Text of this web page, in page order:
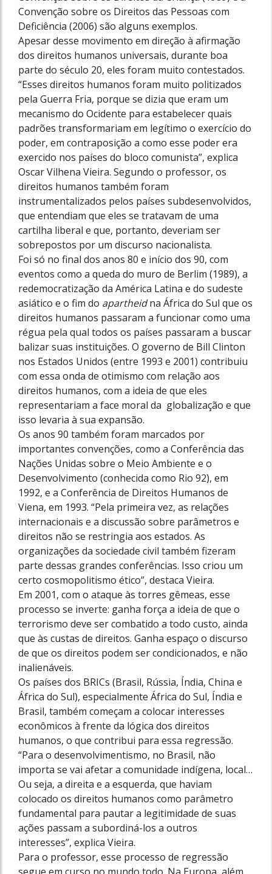
Convenção sobre os Direitos das Pessoas com
Deficiência (2006) são alguns exemplos.
Apesar desse movimento em direção à afirmação
dos direitos humanos universais, durante boa
parte do século 20, eles foram muito contestados.
“Esses direitos humanos foram muito politizados
pela Guerra Fria, porque se dizia que eram um
mecanismo do Ocidente para estabelecer quais
padrões transformariam em legítimo o exercício do
poder, em contraposição a como esse poder era
exercido nos países do bloco comunista”, explica
Oscar Vilhena Vieira. Segundo o professor, os
direitos humanos também foram
instrumentalizados pelos países subdesenvolvidos,
que entendiam que eles se tratavam de uma
cartilha liberal e que, portanto, deveriam ser
sobrepostos por um discurso nacionalista.
Foi só no final dos anos 80 e início dos 90, com
eventos como a queda do muro de Berlim (1989), a
redemocratização da América Latina e do sudeste
asiático e o fim do apartheidna África do Sul que os
direitos humanos passaram a funcionar como uma
régua pela qual todos os países passaram a buscar
balizar suas instituições. O governo de Bill Clinton
nos Estados Unidos (entre 1993 e 2001) contribuiu
com essa onda de otimismo com relação aos
direitos humanos, com a ideia de que eles
representariam a face moral da globalização e que
isso levaria à sua expansão.
Os anos 90 também foram marcados por
importantes convenções, como a Conferência das
Nações Unidas sobre o Meio Ambiente e o
Desenvolvimento (conhecida como Rio 92), em
1992, e a Conferência de Direitos Humanos de
Viena, em 1993. “Pela primeira vez, as relações
internacionais e a discussão sobre parâmetros e
direitos não se restringia aos estados. As
organizações da sociedade civil também fizeram
parte dessas grandes conferências. Isso criou um
certo cosmopolitismo ético”, destaca Vieira.
Em 2001, com o ataque às torres gêmeas, esse
processo se inverte: ganha força a ideia de que o
terrorismo deve ser combatido a todo custo, ainda
que às custas de direitos. Ganha espaço o discurso
de que os direitos podem ser condicionados, e não
inalienáveis.
Os países dos BRICs (Brasil, Rússia, Índia, China e
África do Sul), especialmente África do Sul, Índia e
Brasil, também começam a colocar interesses
econômicos à frente da lógica dos direitos
humanos, o que contribui para essa regressão.
“Para o desenvolvimentismo, no Brasil, não
importa se vai afetar a comunidade indígena, local…
Ou seja, a direita e a esquerda, que haviam
colocado os direitos humanos como parâmetro
fundamental para pautar a legitimidade de suas
ações passam a subordiná-los a outros
interesses”, explica Vieira.
Para o professor, esse processo de regressão